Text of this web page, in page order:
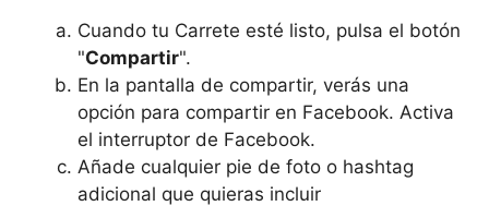
Cuando tu Carrete esté listo, pulsa el botón
"Compartir".
En la pantalla de compartir, verás una
opción para compartir en Facebook. Activa
el interruptor de Facebook.
Añade cualquier pie de foto o hashtag
adicional que quieras incluir